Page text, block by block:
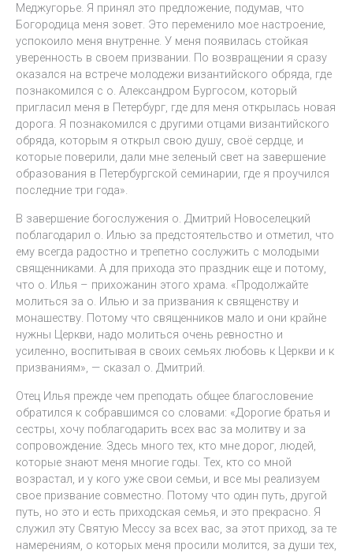
Меджугорье. Я принял это предложение, подумав, что
Богородица меня зовет. Это переменило мое настроение,
успокоило меня внутренне. У меня появилась стойкая
уверенность в своем призвании. По возвращении я сразу
оказался на встрече молодежи византийского обряда, где
познакомился с о. Александром Бургосом, который
пригласил меня в Петербург, где для меня открылась новая
дорога. Я познакомился с другими отцами византийского
обряда, которым я открыл свою душу, своё сердце, и
которые поверили, дали мне зеленый свет на завершение
образования в Петербургской семинарии, где я проучился
последние три года».
В завершение богослужения о. Дмитрий Новоселецкий
поблагодарил о. Илью за предстоятельство и отметил, что
ему всегда радостно и трепетно сослужить с молодыми
священниками. А для прихода это праздник еще и потому,
что о. Илья – прихожанин этого храма. «Продолжайте
молиться за о. Илью и за призвания к священству и
монашеству. Потому что священников мало и они крайне
нужны Церкви, надо молиться очень ревностно и
усиленно, воспитывая в своих семьях любовь к Церкви и к
призваниям», — сказал о. Дмитрий.
Отец Илья прежде чем преподать общее благословение
обратился к собравшимся со словами: «Дорогие братья и
сестры, хочу поблагодарить всех вас за молитву и за
сопровождение. Здесь много тех, кто мне дорог, людей,
которые знают меня многие годы. Тех, кто со мной
возрастал, и у кого уже свои семьи, и все мы реализуем
свое призвание совместно. Потому что один путь, другой
путь, но это и есть приходская семья, и это прекрасно. Я
служил эту Святую Мессу за всех вас, за этот приход, за те
намерениям, о которых меня просили молится, за души тех,